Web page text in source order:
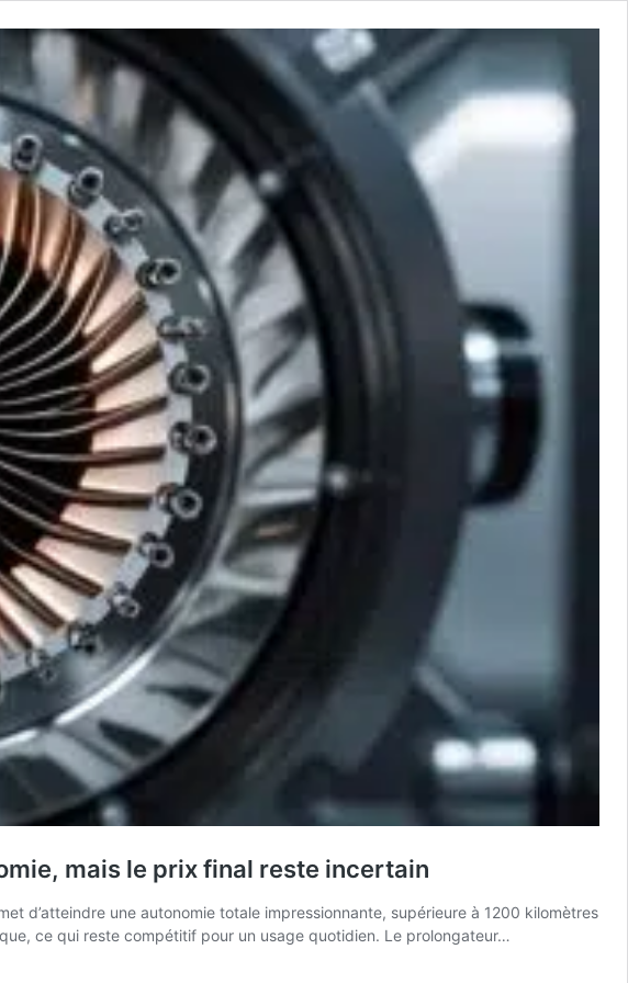
mais le prix final reste incertain
d’atteindre une autonomie totale impressionnante, supérieure à 1200 kilomètres
ce qui reste compétitif pour un usage quotidien. Le prolongateur…